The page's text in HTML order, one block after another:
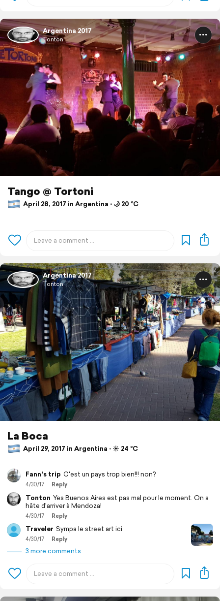
Argentina 2017
Tonton
Tango @ Tortoni
April 28, 2017 in Argentina ⋅ 🌙 20 °C
Argentina 2017
Tonton
La Boca
April 29, 2017 in Argentina ⋅ ☀️ 24 °C
Fann's trip C'est un pays trop bien!!! non?
4/30/17 Reply
Tonton Yes Buenos Aires est pas mal pour le moment. On a
hâte d'arriver à Mendoza!
4/30/17 Reply
Traveler Sympa le street art ici
4/30/17 Reply
3 more comments